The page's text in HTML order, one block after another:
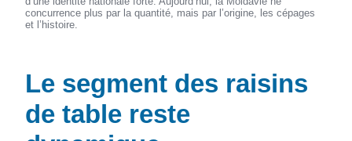
concurrence plus par la quantité, mais par l’origine, les cépages
et l’histoire.
Le segment des raisins
de table reste